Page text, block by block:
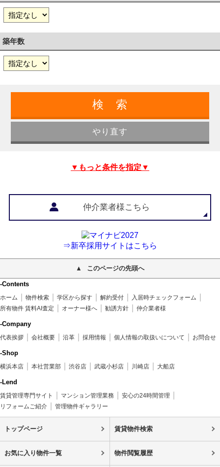
築年数
▼もっと条件を指定▼
仲介業者様こちら
⇒新卒採用サイトはこちら
このページの先頭へ
-Contents
ホーム 物件検索 学区から探す 解約受付
入居時チェックフォーム
所有物件 賃料AI査定
オーナー様へ 勧誘方針 仲介業者様
-Company
代表挨拶 会社概要 沿革 採用情報 個人情報の取扱いについて お問合せ
-Shop
横浜本店 本社営業部 渋谷店 武蔵小杉店 川崎店 大船店
-Lend
賃貸管理専門サイト マンション管理業務
安心の24時間管理
リフォームご紹介
管理物件ギャラリー
トップページ 賃貸物件検索
お気に入り物件一覧 物件閲覧履歴